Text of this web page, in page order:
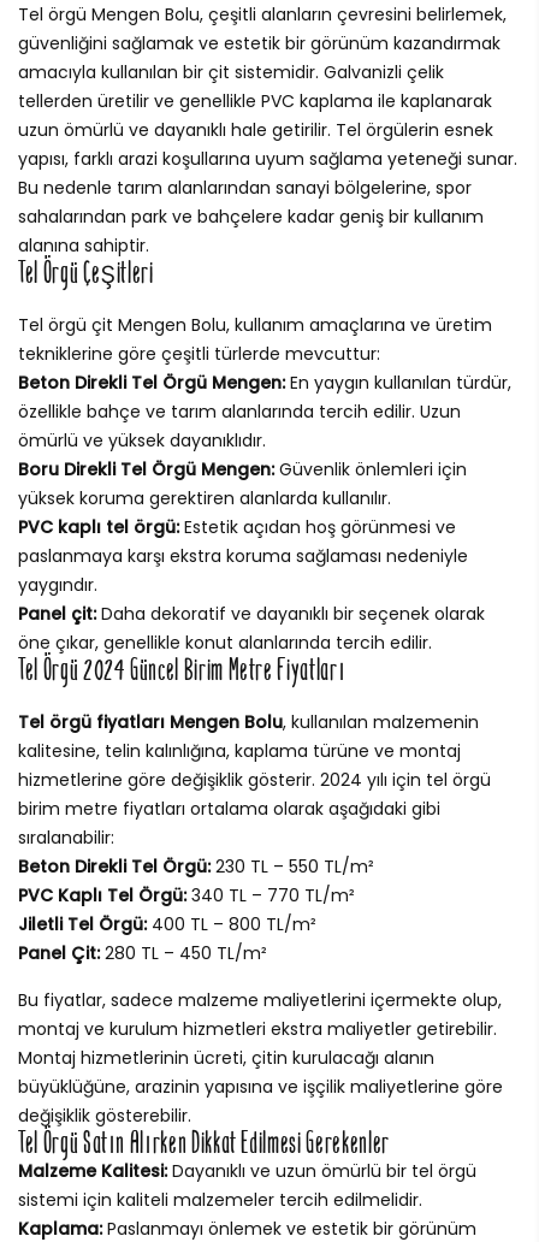
Tel örgü Mengen Bolu, çeşitli alanların çevresini belirlemek,
güvenliğini sağlamak ve estetik bir görünüm kazandırmak
amacıyla kullanılan bir çit sistemidir. Galvanizli çelik
tellerden üretilir ve genellikle PVC kaplama ile kaplanarak
uzun ömürlü ve dayanıklı hale getirilir. Tel örgülerin esnek
yapısı, farklı arazi koşullarına uyum sağlama yeteneği sunar.
Bu nedenle tarım alanlarından sanayi bölgelerine, spor
sahalarından park ve bahçelere kadar geniş bir kullanım
alanına sahiptir.
Tel Örgü Çeşitleri
Tel örgü çit Mengen Bolu, kullanım amaçlarına ve üretim
tekniklerine göre çeşitli türlerde mevcuttur:
Beton Direkli Tel Örgü Mengen:En yaygın kullanılan türdür,
özellikle bahçe ve tarım alanlarında tercih edilir. Uzun
ömürlü ve yüksek dayanıklıdır.
Boru Direkli Tel Örgü Mengen:Güvenlik önlemleri için
yüksek koruma gerektiren alanlarda kullanılır.
PVC kaplı tel örgü:Estetik açıdan hoş görünmesi ve
paslanmaya karşı ekstra koruma sağlaması nedeniyle
yaygındır.
Panel çit:Daha dekoratif ve dayanıklı bir seçenek olarak
öne çıkar, genellikle konut alanlarında tercih edilir.
Tel Örgü 2024 Güncel Birim Metre Fiyatları
Tel örgü fiyatları Mengen Bolu, kullanılan malzemenin
kalitesine, telin kalınlığına, kaplama türüne ve montaj
hizmetlerine göre değişiklik gösterir. 2024 yılı için tel örgü
birim metre fiyatları ortalama olarak aşağıdaki gibi
sıralanabilir:
Beton Direkli Tel Örgü:230 TL – 550 TL/m²
PVC Kaplı Tel Örgü:340 TL – 770 TL/m²
Jiletli Tel Örgü:400 TL – 800 TL/m²
Panel Çit:280 TL – 450 TL/m²
Bu fiyatlar, sadece malzeme maliyetlerini içermekte olup,
montaj ve kurulum hizmetleri ekstra maliyetler getirebilir.
Montaj hizmetlerinin ücreti, çitin kurulacağı alanın
büyüklüğüne, arazinin yapısına ve işçilik maliyetlerine göre
değişiklik gösterebilir.
Tel Örgü Satın Alırken Dikkat Edilmesi Gerekenler
Malzeme Kalitesi:Dayanıklı ve uzun ömürlü bir tel örgü
sistemi için kaliteli malzemeler tercih edilmelidir.
Kaplama:Paslanmayı önlemek ve estetik bir görünüm